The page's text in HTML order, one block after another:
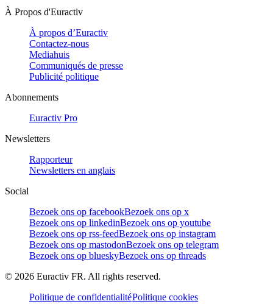
À Propos d'Euractiv
À propos d’Euractiv
Contactez-nous
Mediahuis
Communiqués de presse
Publicité politique
Abonnements
Euractiv Pro
Newsletters
Rapporteur
Newsletters en anglais
Social
Bezoek ons op facebookBezoek ons op x
Bezoek ons op linkedinBezoek ons op youtube
Bezoek ons op rss-feedBezoek ons op instagram
Bezoek ons op mastodonBezoek ons op telegram
Bezoek ons op blueskyBezoek ons op threads
© 2026 Euractiv FR. All rights reserved.
Politique de confidentialitéPolitique cookies